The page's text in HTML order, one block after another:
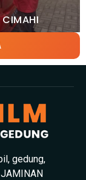
gedung,